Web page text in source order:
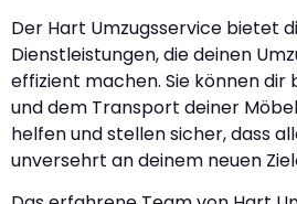
Der Hart Umzugsservice bietet
Dienstleistungen, die deinen
effizient machen. Sie können dir
und dem Transport deiner
helfen und stellen sicher, dass
unversehrt an deinem neuen